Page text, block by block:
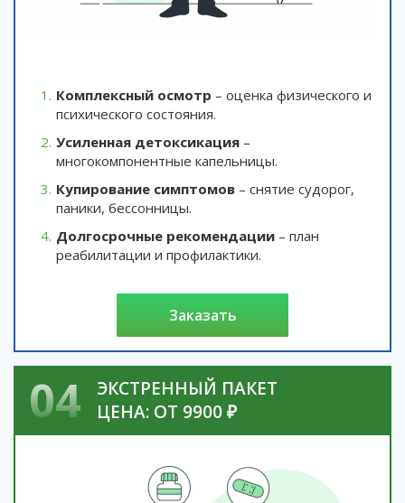
Комплексный осмотр – оценка физического и
психического состояния.
Усиленная детоксикация –
многокомпонентные капельницы.
Купирование симптомов – снятие судорог,
паники, бессонницы.
Долгосрочные рекомендации – план
реабилитации и профилактики.
заказать
04
ЭКСТРЕННЫЙ ПАКЕТ
ЦЕНА: ОТ 9900 ₽